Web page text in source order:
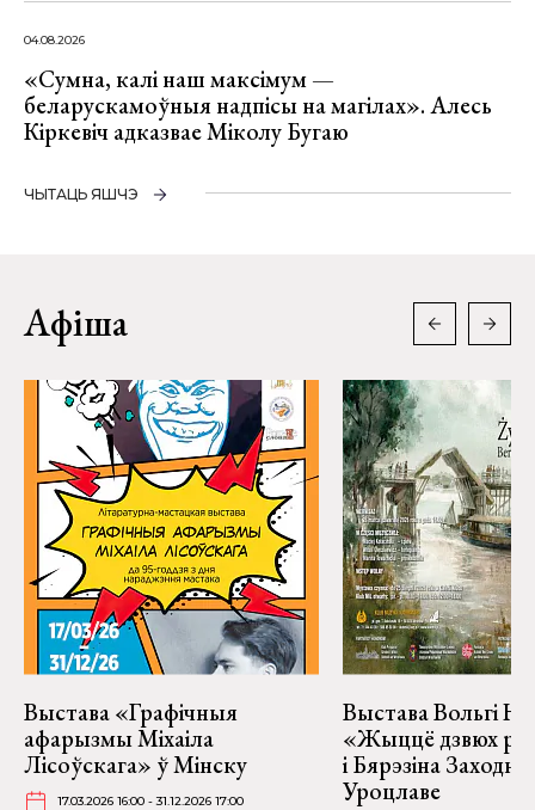
04.08.2026
«Сумна, калі наш максімум —
беларускамоўныя надпісы на магілах». Алесь
Кіркевіч адказвае Міколу Бугаю
ЧЫТАЦЬ ЯШЧЭ
Афіша
Выстава «Графічныя
афарызмы Міхаіла
Лісоўскага» ў Мінску
17.03.2026 16:00 - 31.12.2026 17:00
Выстава Вольгі
«Жыццё дзвюх
і Бярэзіна
Уроцлаве